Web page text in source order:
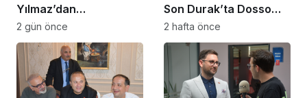
Yılmaz’dan
Beylikdüzü’nde Dikkat
Çeken Mesaj
2 gün önce
Son Durak’ta Dosso
Dossi Coffee coşkusu
2 hafta önce